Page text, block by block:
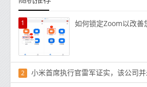
1 如何锁定Zoom以改善
2 小米首席执行官雷军证实，该公司